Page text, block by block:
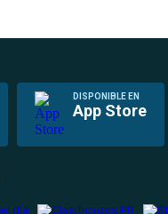
DISPONIBLE EN
App Store